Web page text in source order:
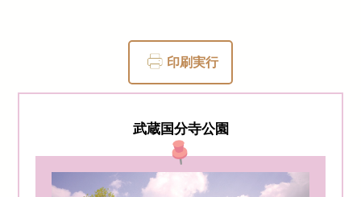
印刷実行
武蔵国分寺公園